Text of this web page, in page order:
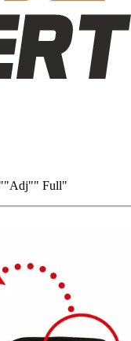
""Adj"" Full"